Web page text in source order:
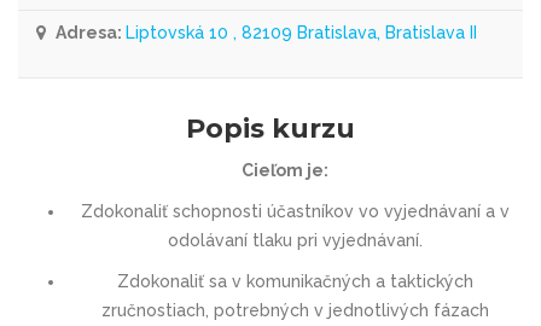
Adresa: Liptovská 10 , 82109 Bratislava, Bratislava II
Popis kurzu
Cieľom je:
Zdokonaliť schopnosti účastníkov vo vyjednávaní a v
odolávaní tlaku pri vyjednávaní.
Zdokonaliť sa v komunikačných a taktických
zručnostiach, potrebných v jednotlivých fázach